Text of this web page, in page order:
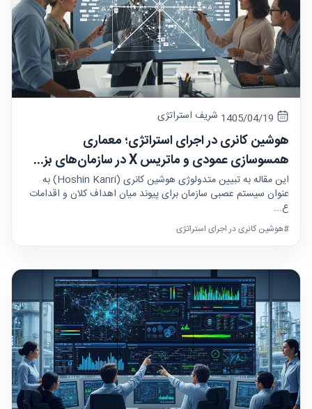
شریف استراتژی
هوشین کانری در اجرای استراتژی؛ معماری
همسوسازی عمودی و ماتریس X در سازمان‌های بز...
این مقاله به تبیین متدولوژی هوشین کانری (Hoshin Kanri) به
عنوان سیستم عصبی سازمان برای پیوند میان اهداف کلان و اقدامات
ع...
#هوشین کانری در اجرای استراتژی